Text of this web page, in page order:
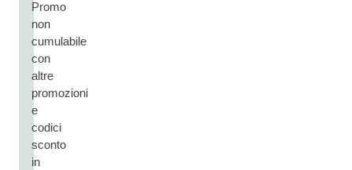
Promo
non
cumulabile
con
altre
promozioni
e
codici
sconto
in